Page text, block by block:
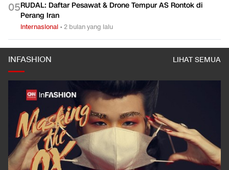
05RUDAL: Daftar Pesawat & Drone Tempur AS Rontok di
Perang Iran
Internasional •2 bulan yang lalu
INFASHION LIHAT SEMUA